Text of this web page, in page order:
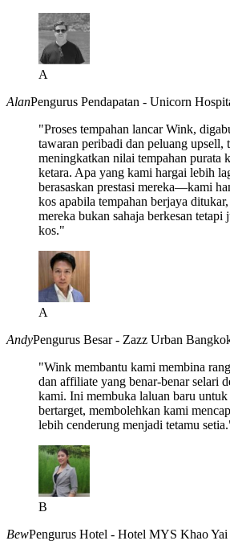
A
AlanPengurus Pendapatan - Unicorn
"Proses tempahan lancar Wink,
tawaran peribadi dan peluang upsell,
meningkatkan nilai tempahan purata
ketara. Apa yang kami hargai lebih
berasaskan prestasi mereka—kami
kos apabila tempahan berjaya
mereka bukan sahaja berkesan tetapi
kos."
A
AndyPengurus Besar - Zazz Urban
"Wink membantu kami membina
dan affiliate yang benar-benar selari
kami. Ini membuka laluan baru untuk
bertarget, membolehkan kami
lebih cenderung menjadi tetamu
B
BewPengurus Hotel - Hotel MYS Khao Yai